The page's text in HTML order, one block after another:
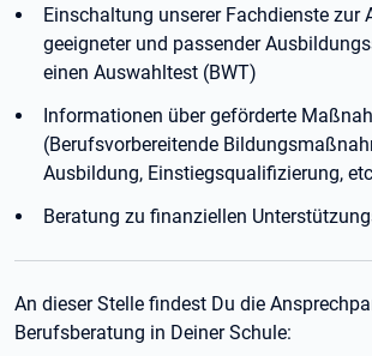
Einschaltung unserer Fachdienste zur
geeigneter und passender
einen Auswahltest (BWT)
Informationen über geförderte
(Berufsvorbereitende
Ausbildung, Einstiegsqualifizierung,
Beratung zu finanziellen
An dieser Stelle findest Du die
Berufsberatung in Deiner Schule: